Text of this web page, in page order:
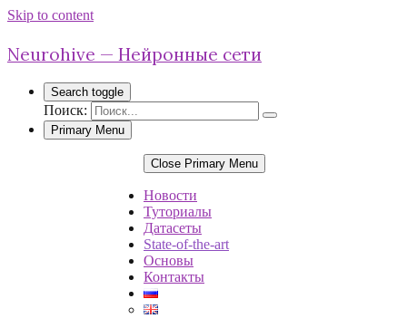
Skip to content
Neurohive — Нейронные сети
Search toggle
Поиск:
Primary Menu
Close Primary Menu
Новости
Туториалы
Датасеты
State-of-the-art
Основы
Контакты